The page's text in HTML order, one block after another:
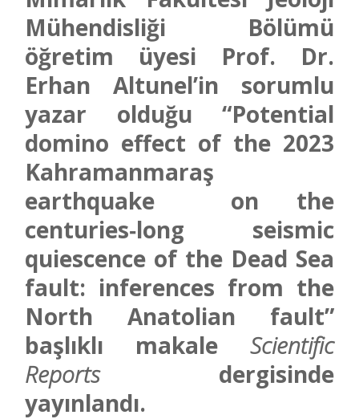
Mühendisliği Bölümü
öğretim üyesi Prof. Dr.
Erhan Altunel’in sorumlu
yazar olduğu “Potential
domino effect of the 2023
Kahramanmaraş
earthquake on the
centuries‐long seismic
quiescence of the Dead Sea
fault: inferences from the
North Anatolian fault”
başlıklı makale Scientific
Reportsdergisinde
yayınlandı.